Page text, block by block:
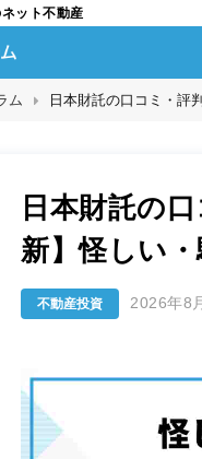
ット不動産
ム 日本財託の口コミ・評
日本財託の
新】怪しい
不動産投資 2026年8